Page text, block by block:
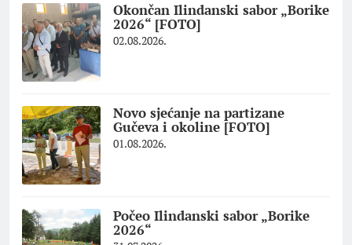
Okončan Ilindanski sabor „Borike
2026“ [FOTO]
02.08.2026.
Novo sjećanje na partizane
Gučeva i okoline [FOTO]
01.08.2026.
Počeo Ilindanski sabor „Borike
2026“